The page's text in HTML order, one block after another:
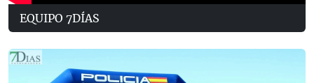
EQUIPO 7DÍAS